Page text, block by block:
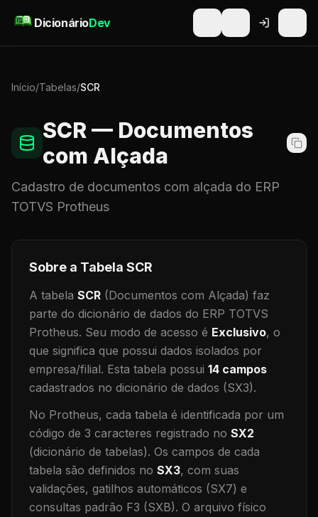
DicionárioDev
Início/Tabelas/SCR
SCR — Documentos
com Alçada
Cadastro de documentos com alçada do ERP
TOTVS Protheus
Sobre a Tabela SCR
A tabela SCR (Documentos com Alçada) faz
parte do dicionário de dados do ERP TOTVS
Protheus. Seu modo de acesso é Exclusivo, o
que significa que possui dados isolados por
empresa/filial. Esta tabela possui 14 campos
cadastrados no dicionário de dados (SX3).
No Protheus, cada tabela é identificada por um
código de 3 caracteres registrado no SX2
(dicionário de tabelas). Os campos de cada
tabela são definidos no SX3, com suas
validações, gatilhos automáticos (SX7) e
consultas padrão F3 (SXB). O arquivo físico